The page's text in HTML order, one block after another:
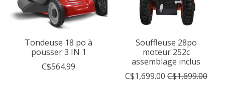
Tondeuse 18 po à
pousser 3 IN 1
C$564.99
Souffleuse 28po
moteur 252c
assemblage inclus
C$1,699.00 C$1,699.00